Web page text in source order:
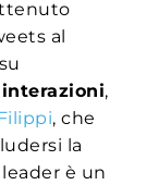
al
,
, che
la
è un